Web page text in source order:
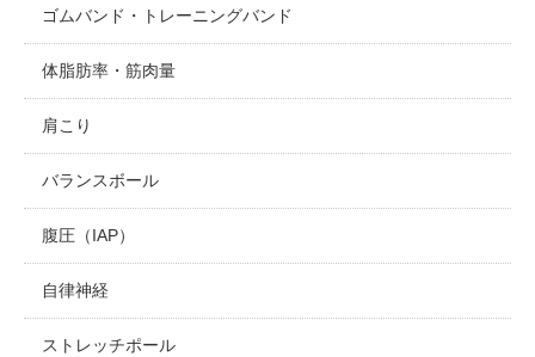
ゴムバンド・トレーニングバンド
体脂肪率・筋肉量
肩こり
バランスボール
腹圧（IAP）
自律神経
ストレッチポール